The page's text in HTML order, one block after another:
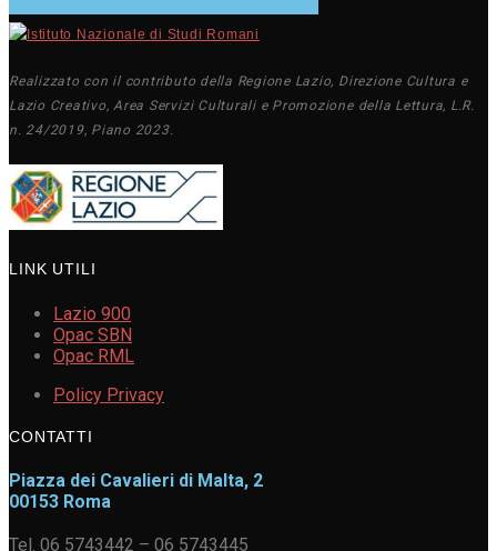
Realizzato con il contributo della Regione Lazio, Direzione Cultura e
Lazio Creativo, Area Servizi Culturali e Promozione della Lettura, L.R.
n. 24/2019, Piano 2023.
LINK UTILI
Lazio 900
Opac SBN
Opac RML
Policy Privacy
CONTATTI
Piazza dei Cavalieri di Malta, 2
00153 Roma
Tel. 06 5743442 – 06 5743445